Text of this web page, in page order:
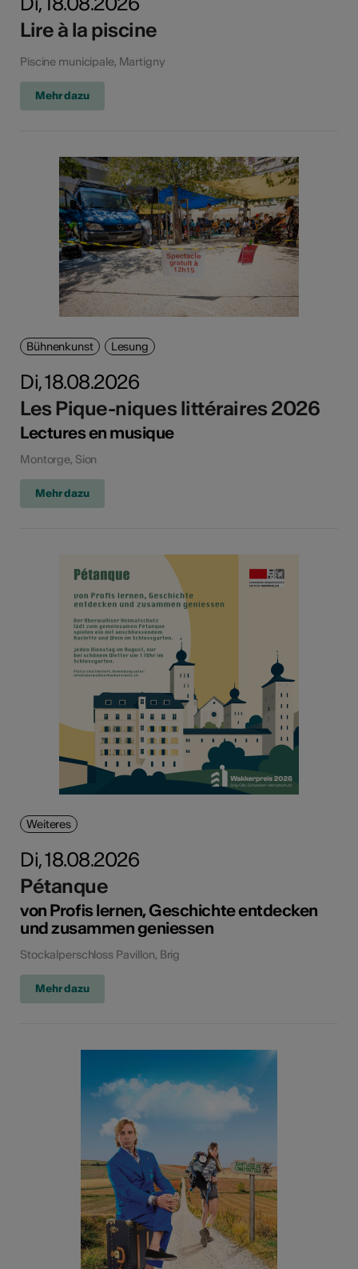
Lire à la piscine
Piscine municipale, Martigny
Mehr dazu
Bühnenkunst Lesung
Di, 18.08.2026
Les Pique-niques littéraires 2026
Lectures en musique
Montorge, Sion
Mehr dazu
Weiteres
Di, 18.08.2026
Pétanque
von Profis lernen, Geschichte entdecken
und zusammen geniessen
Stockalperschloss Pavillon, Brig
Mehr dazu